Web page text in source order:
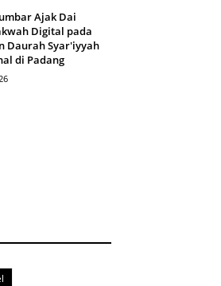
Ajak Dai
Digital pada
Daurah Syar'iyyah
di Padang